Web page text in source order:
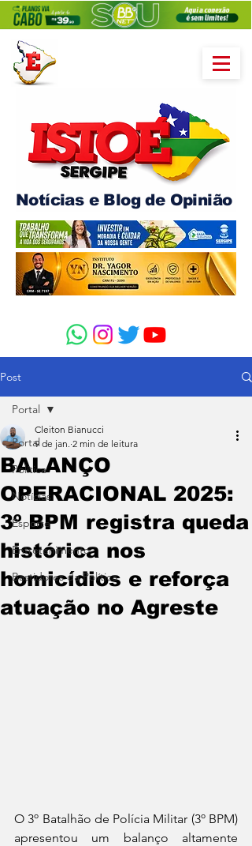
Notícias e Blog de Opinião
Post
Portal
Política
Notícias
Esporte
Entretenimento
Bastidores da Política
Portal
BALANÇO
OPERACIONAL 2025:
3º BPM registra queda
histórica nos
homicídios e reforça
atuação no Agreste
Cleiton Bianucci
9 de jan. 2 min de leitura
O 3º Batalhão de Polícia Militar (3º BPM)
apresentou um balanço altamente